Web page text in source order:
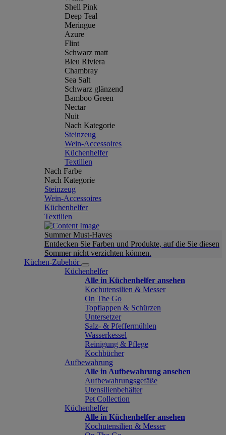
Shell Pink
Deep Teal
Meringue
Azure
Flint
Schwarz matt
Bleu Riviera
Chambray
Sea Salt
Schwarz glänzend
Bamboo Green
Nectar
Nuit
Nach Kategorie
Steinzeug
Wein-Accessoires
Küchenhelfer
Textilien
Nach Farbe
Nach Kategorie
Steinzeug
Wein-Accessoires
Küchenhelfer
Textilien
Summer Must-Haves
Entdecken Sie Farben und Produkte, auf die Sie diesen
Sommer nicht verzichten können.
Küchen-Zubehör
Küchenhelfer
Alle in Küchenhelfer ansehen
Kochutensilien & Messer
On The Go
Topflappen & Schürzen
Untersetzer
Salz- & Pfeffermühlen
Wasserkessel
Reinigung & Pflege
Kochbücher
Aufbewahrung
Alle in Aufbewahrung ansehen
Aufbewahrungsgefäße
Utensilienbehälter
Pet Collection
Küchenhelfer
Alle in Küchenhelfer ansehen
Kochutensilien & Messer